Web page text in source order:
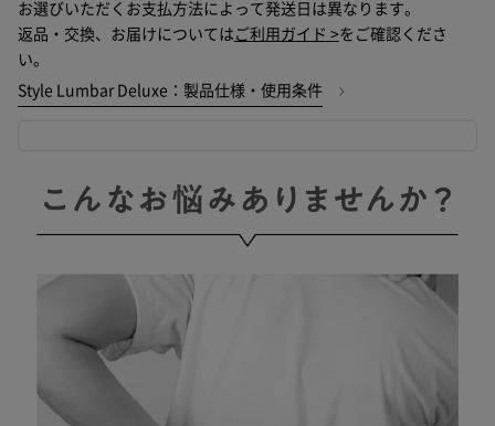
お選びいただくお支払方法によって発送日は異なります。
返品・交換、お届けについては ご利用ガイド >をご確認くださ
い。
Style Lumbar Deluxe：製品仕様・使用条件